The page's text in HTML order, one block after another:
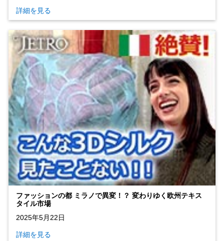
詳細を見る
ファッションの都 ミラノで異変！？ 変わりゆく欧州テキス
タイル市場
2025年5月22日
詳細を見る